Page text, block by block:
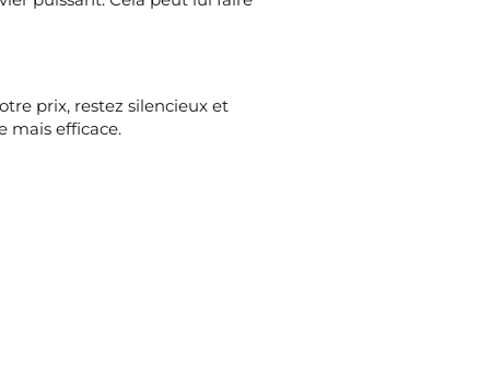
prix, restez silencieux et
mais efficace.